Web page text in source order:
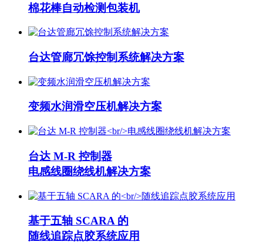
棉花棒自动检测包装机
台达管廊冗馀控制系统解决方案
变频水润滑空压机解决方案
台达 M-R 控制器
电感线圈绕线机解决方案
基于五轴 SCARA 的
随线追踪点胶系统应用